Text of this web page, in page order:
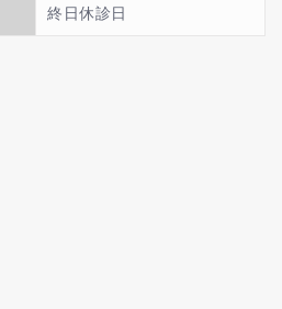
終日休診日